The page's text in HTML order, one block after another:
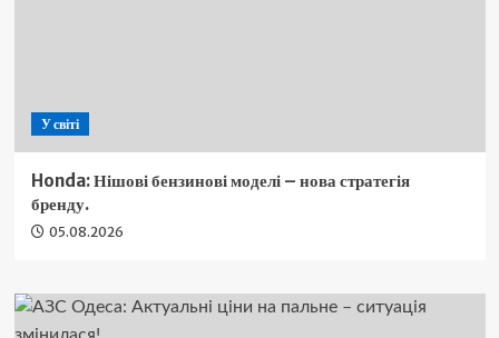
У світі
Honda: Нішові бензинові моделі – нова стратегія
бренду.
05.08.2026